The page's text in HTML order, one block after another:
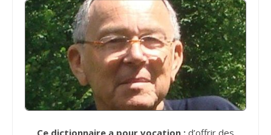
Ce dictionnaire a pour vocation : d’offrir des